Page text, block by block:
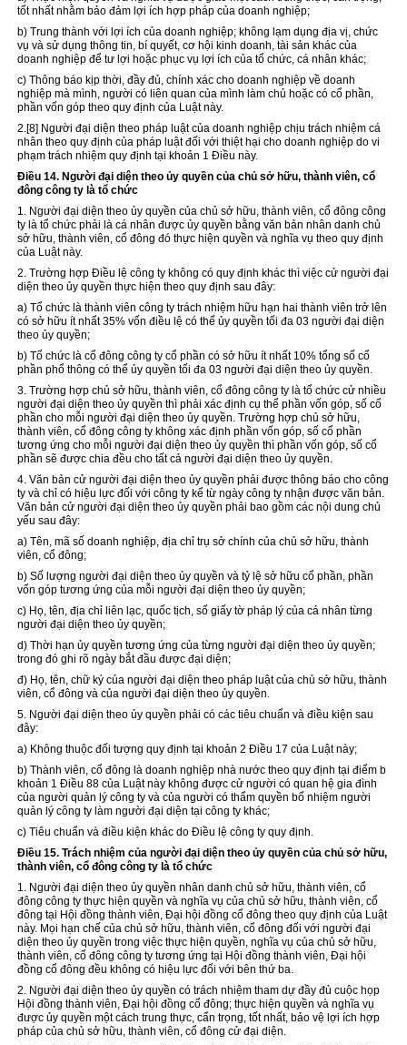
tốt nhất nhằm bảo đảm lợi ích hợp pháp của doanh nghiệp;
b) Trung thành với lợi ích của doanh nghiệp; không lạm dụng địa vị, chức
vụ và sử dụng thông tin, bí quyết, cơ hội kinh doanh, tài sản khác của
doanh nghiệp để tư lợi hoặc phục vụ lợi ích của tổ chức, cá nhân khác;
c) Thông báo kịp thời, đầy đủ, chính xác cho doanh nghiệp về doanh
nghiệp mà mình, người có liên quan của mình làm chủ hoặc có cổ phần,
phần vốn góp theo quy định của Luật này.
2.[8] Người đại diện theo pháp luật của doanh nghiệp chịu trách nhiệm cá
nhân theo quy định của pháp luật đối với thiệt hại cho doanh nghiệp do vi
phạm trách nhiệm quy định tại khoản 1 Điều này.
Điều 14. Người đại diện theo ủy quyền của chủ sở hữu, thành viên, cổ
đông công ty làtổ chức
1. Người đại diện theo ủy quyền của chủ sở hữu, thành viên, cổ đông công
ty là tổ chức phải là cá nhân được ủy quyền bằng văn bản nhân danh chủ
sở hữu, thành viên, cổ đông đó thực hiện quyền và nghĩa vụ theo quy định
của Luật này.
2. Trường hợp Điều lệ công ty không có quy định khác thì việc cử người đại
diện theo ủy quyền thực hiện theo quy định sau đây:
a) Tổ chức là thành viên công ty trách nhiệm hữu hạn hai thành viên trở lên
có sở hữu ít nhất 35% vốn điều lệ có thể ủy quyền tối đa 03 người đại diện
theo ủy quyền;
b) Tổ chức là cổ đông công ty cổ phần có sở hữu ít nhất 10% tổng số cổ
phần phổ thông có thể ủy quyền tối đa 03 người đại diện theo ủy quyền.
3. Trường hợp chủ sở hữu, thành viên, cổ đông công ty là tổ chức cử nhiều
người đại diện theo ủy quyền thì phải xác định cụ thể phần vốn góp, số cổ
phần cho mỗi người đại diện theo ủy quyền. Trường hợp chủ sở hữu,
thành viên, cổ đông công ty không xác định phần vốn góp, số cổ phần
tương ứng cho mỗi người đại diện theo ủy quyền thì phần vốn góp, số cổ
phần sẽ được chia đều cho tất cả người đại diện theo ủy quyền.
4. Văn bản cử người đại diện theo ủy quyền phải được thông báo cho công
ty và chỉ có hiệu lực đối với công ty kể từ ngày công ty nhận được văn bản.
Văn bản cử người đại diện theo ủy quyền phải bao gồm các nội dung chủ
yếu sau đây:
a) Tên, mã số doanh nghiệp, địa chỉ trụ sở chính của chủ sở hữu, thành
viên, cổ đông;
b) Số lượng người đại diện theo ủy quyền và tỷ lệ sở hữu cổ phần, phần
vốn góp tương ứng của mỗi người đại diện theo ủy quyền;
c) Họ, tên, địa chỉ liên lạc, quốc tịch, số giấy tờ pháp lý của cá nhân từng
người đại diện theo ủy quyền;
d) Thời hạn ủy quyền tương ứng của từng người đại diện theo ủy quyền;
trong đó ghi rõ ngày bắt đầu được đại diện;
đ) Họ, tên, chữ ký của người đại diện theo pháp luật của chủ sở hữu, thành
viên, cổ đông và của người đại diện theo ủy quyền.
5. Người đại diện theo ủy quyền phải có các tiêu chuẩn và điều kiện sau
đây:
a) Không thuộc đối tượng quy định tại khoản 2 Điều 17 của Luật này;
b) Thành viên, cổ đông là doanh nghiệp nhà nước theo quy định tại điểm b
khoản 1 Điều 88 của Luật này không được cử người có quan hệ gia đình
của người quản lý công ty và của người có thẩm quyền bổ nhiệm người
quản lý công ty làm người đại diện tại công ty khác;
c) Tiêu chuẩn và điều kiện khác do Điều lệ công ty quy định.
Điều 15. Trách nhiệm của người đại diện theo ủy quyền của chủ sở hữu,
thành viên, cổ đông công ty là tổ chức
1. Người đại diện theo ủy quyền nhân danh chủ sở hữu, thành viên, cổ
đông công ty thực hiện quyền và nghĩa vụ của chủ sở hữu, thành viên, cổ
đông tại Hội đồng thành viên, Đại hội đồng cổ đông theo quy định của Luật
này. Mọi hạn chế của chủ sở hữu, thành viên, cổ đông đốivới người đại
diện theo ủy quyền trong việc thực hiện quyền, nghĩa vụ của chủ sở hữu,
thành viên, cổ đông công ty tương ứng tại Hội đồng thành viên, Đại hội
đồng cổ đông đều không có hiệu lực đối với bên thứ ba.
2. Người đại diện theo ủy quyền có trách nhiệm tham dự đầy đủ cuộc họp
Hội đồng thành viên, Đại hội đồng cổ đông; thực hiện quyền và nghĩa vụ
được ủy quyền một cách trung thực, cẩn trọng, tốt nhất, bảo vệ lợi ích hợp
pháp của chủ sở hữu, thành viên, cổ đông cử đại diện.